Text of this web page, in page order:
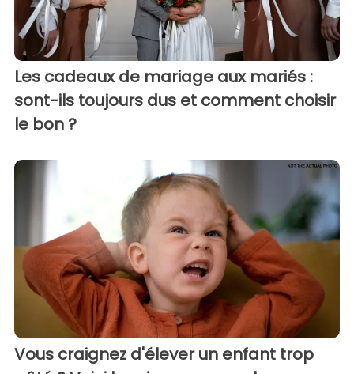
Les cadeaux de mariage aux mariés :
sont-ils toujours dus et comment choisir
le bon ?
Vous craignez d'élever un enfant trop